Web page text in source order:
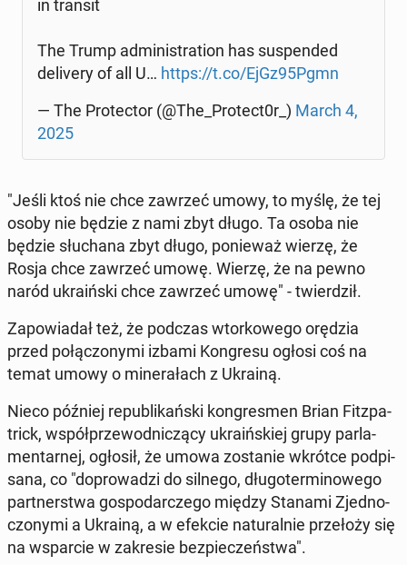
in transit
The Trump ad­mi­ni­stra­tion has su­spen­ded
de­li­ve­ry of all U… https://t.co/EjGz95Pgmn
— The Pro­tec­tor (@The_Protect0r_) March 4,
2025
"Jeśli ktoś nie chce zawrzeć umowy, to myślę, że tej
osoby nie będzie z nami zbyt długo. Ta osoba nie
będzie słu­cha­na zbyt długo, po­nie­waż wierzę, że
Rosja chce zawrzeć umowę. Wierzę, że na pewno
naród ukra­iń­ski chce zawrzeć umowę" - twier­dził.
Za­po­wia­dał też, że podczas wtor­ko­we­go orędzia
przed po­łą­czo­ny­mi izbami Kon­gre­su ogłosi coś na
temat umowy o mi­ne­ra­łach z Ukrainą.
Nieco później re­pu­bli­kań­ski kon­gres­men Brian Fitz­pa­
trick, współ­prze­wod­ni­czą­cy ukra­iń­skiej grupy par­la­
men­tar­nej, ogłosił, że umowa zo­sta­nie wkrótce pod­pi­
sa­na, co "do­pro­wa­dzi do silnego, dłu­go­ter­mi­no­we­go
part­ner­stwa go­spo­dar­cze­go między Stanami Zjed­no­
czo­ny­mi a Ukrainą, a w efekcie na­tu­ral­nie prze­ło­ży się
na wspar­cie w za­kre­sie bez­pie­czeń­stwa".